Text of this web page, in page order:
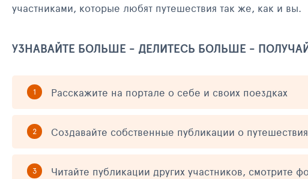
участниками, которые любят путешествия так же, как и вы.
УЗНАВАЙТЕ БОЛЬШЕ - ДЕЛИТЕСЬ БОЛЬШЕ -
Расскажите на портале о себе и своих поездках
Создавайте собственные публикации о
Читайте публикации других участников, смотрите